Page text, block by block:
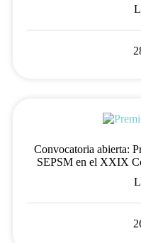
Convocatoria abierta:
SEPSM en el XXIX